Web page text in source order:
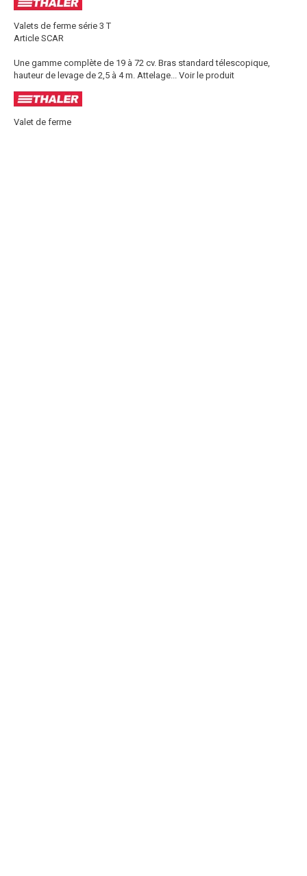
Valets de ferme série 3 T
Article SCAR
Une gamme complète de 19 à 72 cv. Bras standard télescopique,
hauteur de levage de 2,5 à 4 m. Attelage...
Voir le produit
Valet de ferme